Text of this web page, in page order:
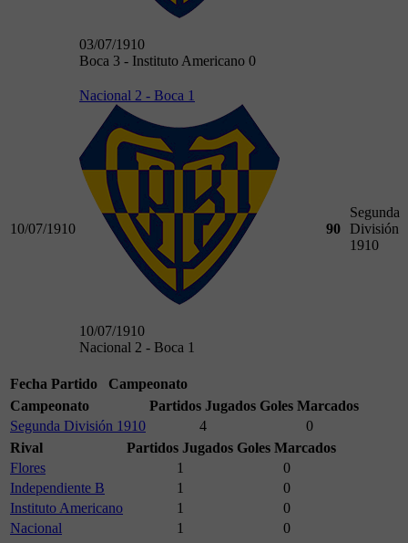
03/07/1910
Boca 3 - Instituto Americano 0
10/07/1910
Nacional 2 - Boca 1
10/07/1910
Nacional 2 - Boca 1
90
Segunda
División
1910
Fecha Partido
Campeonato
Campeonato
Partidos Jugados Goles Marcados
Segunda División 1910
4
0
Rival
Partidos Jugados Goles Marcados
Flores
1
0
Independiente B
1
0
Instituto Americano
1
0
Nacional
1
0